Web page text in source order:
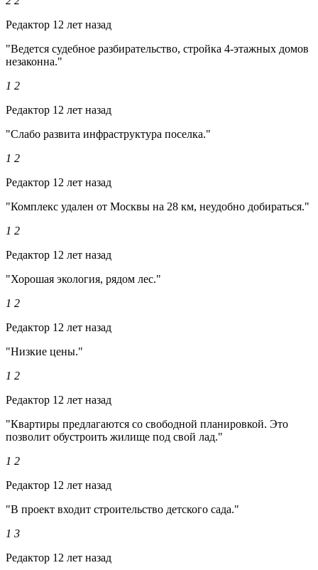
Редактор 12 лет назад
"Ведется судебное разбирательство, стройка 4-этажных домов
незаконна."
1 2
Редактор 12 лет назад
"Слабо развита инфраструктура поселка."
1 2
Редактор 12 лет назад
"Комплекс удален от Москвы на 28 км, неудобно добираться."
1 2
Редактор 12 лет назад
"Хорошая экология, рядом лес."
1 2
Редактор 12 лет назад
"Низкие цены."
1 2
Редактор 12 лет назад
"Квартиры предлагаются со свободной планировкой. Это
позволит обустроить жилище под свой лад."
1 2
Редактор 12 лет назад
"В проект входит строительство детского сада."
1 3
Редактор 12 лет назад